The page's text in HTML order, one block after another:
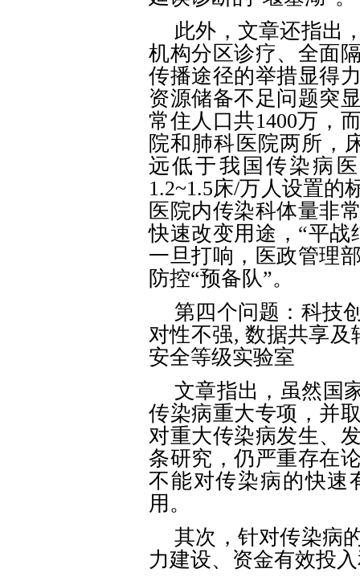
此外，文章还指出
机构分区诊疗、全面
传播途径的举措显得
资源储备不足问题突
常住人口共1400万，
院和肺科医院两所，
远低于我国传染病
1.2~1.5床/万人设置的
医院内传染科体量非
快速改变用途，“平
一旦打响，医政管理
防控“预备队”。
第四个问题：科技
对性不强, 数据共享及
安全等级实验室
文章指出，虽然国
传染病重大专项，并
对重大传染病发生、
条研究，仍严重存在
不能对传染病的快速
用。
其次，针对传染病
力建设、资金有效投